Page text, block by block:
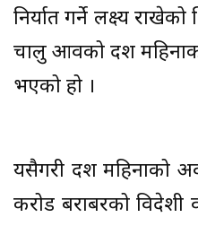
निर्यात गर्ने लक्ष्य
चालु आवको दश
भएको हो ।
यसैगरी दश महिनाको
करोड बराबरको